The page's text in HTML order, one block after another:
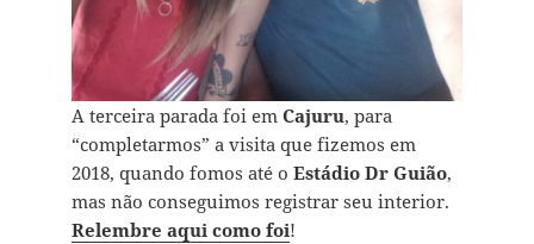
A terceira parada foi em Cajuru, para
“completarmos” a visita que fizemos em
2018, quando fomos até o Estádio Dr Guião,
mas não conseguimos registrar seu interior.
Relembre aqui como foi!